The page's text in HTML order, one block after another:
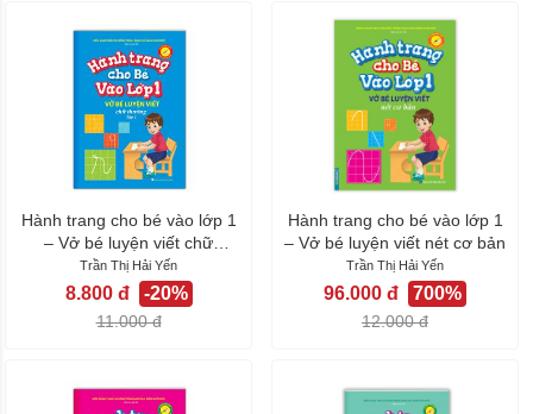
Hành trang cho bé vào lớp 1
– Vở bé luyện viết chữ
thường...
Trần Thị Hải Yến
8.800 đ -20%
11.000 đ
Hành trang cho bé vào lớp 1
– Vở bé luyện viết nét cơ bản
Trần Thị Hải Yến
96.000 đ 700%
12.000 đ